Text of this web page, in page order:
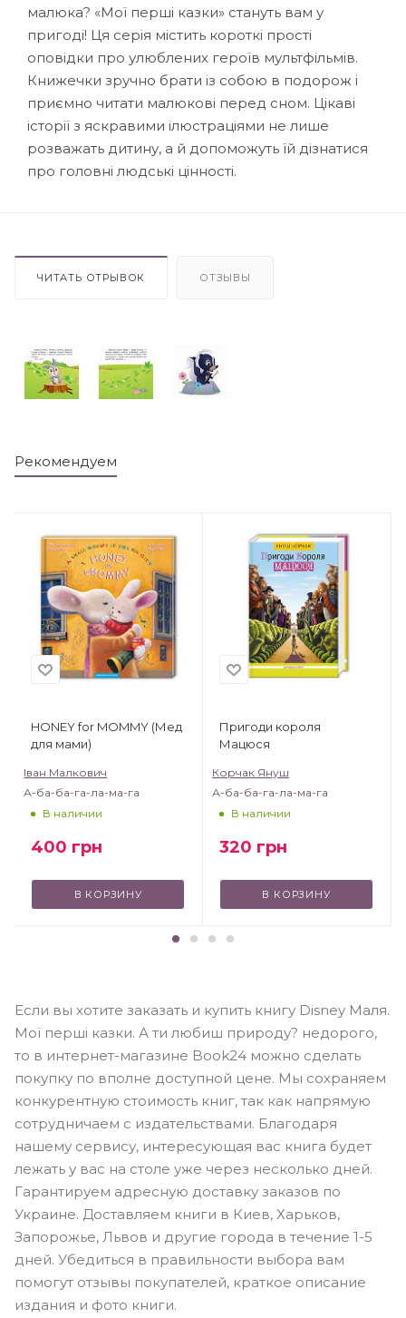
малюка? «Мої перші казки» стануть вам у
пригоді! Ця серія містить короткі прості
оповідки про улюблених героїв мультфільмів.
Книжечки зручно брати із собою в подорож і
приємно читати малюкові перед сном. Цікаві
історії з яскравими ілюстраціями не лише
розважать дитину, а й допоможуть їй дізнатися
про головні людські цінності.
ЧИТАТЬ ОТРЫВОК ОТЗЫВЫ
Рекомендуем
HONEY for MOMMY (Мед
для мами)
Іван Малкович
А-ба-ба-га-ла-ма-га
В наличии
400 грн
В КОРЗИНУ
Пригоди короля
Мацюся
Корчак Януш
А-ба-ба-га-ла-ма-га
В наличии
320 грн
В КОРЗИНУ
Если вы хотите заказать и купить книгу Disney Маля.
Мої перші казки. А ти любиш природу? недорого,
то в интернет-магазине Book24 можно сделать
покупку по вполне доступной цене. Мы сохраняем
конкурентную стоимость книг, так как напрямую
сотрудничаем с издательствами. Благодаря
нашему сервису, интересующая вас книга будет
лежать у вас на столе уже через несколько дней.
Гарантируем адресную доставку заказов по
Украине. Доставляем книги в Киев, Харьков,
Запорожье, Львов и другие города в течение 1-5
дней. Убедиться в правильности выбора вам
помогут отзывы покупателей, краткое описание
издания и фото книги.